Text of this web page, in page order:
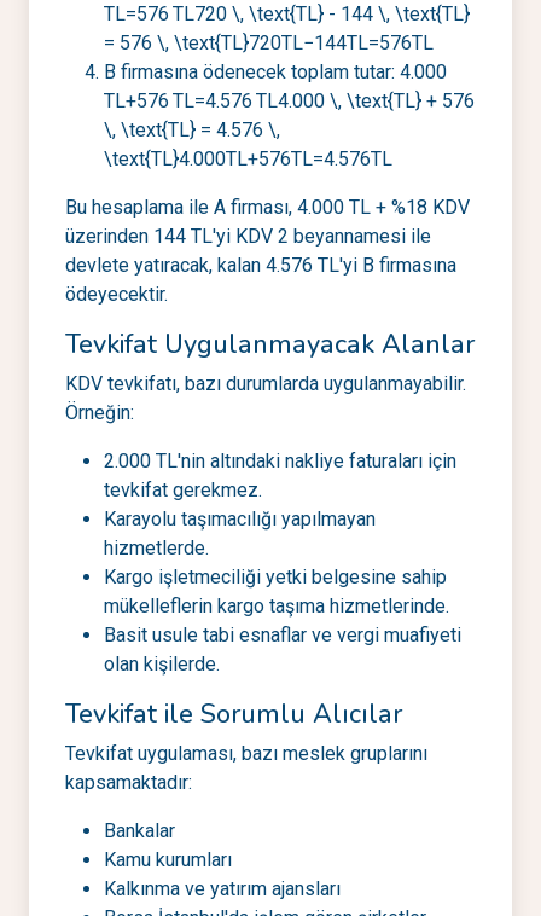
TL=576 TL720 \, \text{TL} - 144 \, \text{TL}
= 576 \, \text{TL}720TL−144TL=576TL
B firmasına ödenecek toplam tutar: 4.000
TL+576 TL=4.576 TL4.000 \, \text{TL} + 576
\, \text{TL} = 4.576 \,
\text{TL}4.000TL+576TL=4.576TL
Bu hesaplama ile A firması, 4.000 TL + %18 KDV
üzerinden 144 TL'yi KDV 2 beyannamesi ile
devlete yatıracak, kalan 4.576 TL'yi B firmasına
ödeyecektir.
Tevkifat Uygulanmayacak Alanlar
KDV tevkifatı, bazı durumlarda uygulanmayabilir.
Örneğin:
2.000 TL'nin altındaki nakliye faturaları için
tevkifat gerekmez.
Karayolu taşımacılığı yapılmayan
hizmetlerde.
Kargo işletmeciliği yetki belgesine sahip
mükelleflerin kargo taşıma hizmetlerinde.
Basit usule tabi esnaflar ve vergi muafiyeti
olan kişilerde.
Tevkifat ile Sorumlu Alıcılar
Tevkifat uygulaması, bazı meslek gruplarını
kapsamaktadır:
Bankalar
Kamu kurumları
Kalkınma ve yatırım ajansları